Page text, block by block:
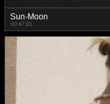
Sun-Moon
00:47:01